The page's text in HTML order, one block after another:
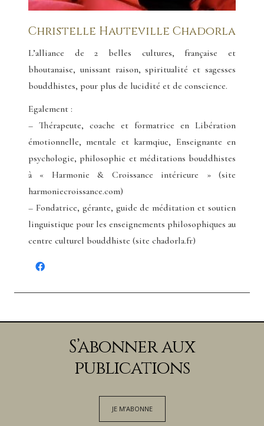
Christelle Hauteville Chadorla
L’alliance de 2 belles cultures, française et
bhoutanaise, unissant raison, spiritualité et sagesses
bouddhistes, pour plus de lucidité et de conscience.
Egalement :
– Thérapeute, coache et formatrice en Libération
émotionnelle, mentale et karmqiue, Enseignante en
psychologie, philosophie et méditations bouddhistes
à « Harmonie & Croissance intérieure » (site
harmoniecroissance.com)
– Fondatrice, gérante, guide de méditation et soutien
linguistique pour les enseignements philosophiques au
centre culturel bouddhiste (site chadorla.fr)
S’abonner aux
publications
JE M’ABONNE